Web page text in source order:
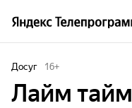
Досуг 16+
Лайм тайм